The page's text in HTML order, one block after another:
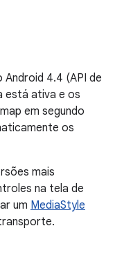
Android 4.4 (API de
está ativa e os
em segundo
os
mais
na tela de
um MediaStyle